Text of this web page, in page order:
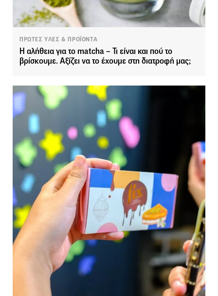
ΠΡΩΤΕΣ ΥΛΕΣ & ΠΡΟΪΟΝΤΑ
Η αλήθεια για το matcha – Τι είναι και πού το
βρίσκουμε. Αξίζει να το έχουμε στη διατροφή μας;